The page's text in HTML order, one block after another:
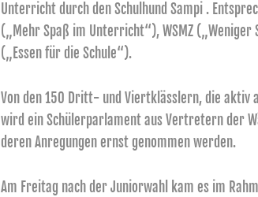
Unterricht durch den Schulhund Sampi .
(„Mehr Spaß im Unterricht“), WSMZ („Weniger
(„Essen für die Schule“).
Von den 150 Dritt- und Viertklässlern, die aktiv
wird ein Schülerparlament aus Vertretern der
deren Anregungen ernst genommen werden.
Am Freitag nach der Juniorwahl kam es im